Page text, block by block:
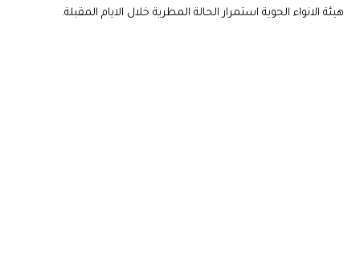
هيئة الانواء الجوية استمرار الحالة المطرية خلال الايام المقبلة.